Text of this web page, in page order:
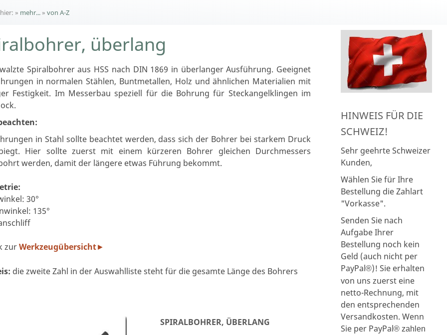
» mehr...» von A-Z
überlang
Spiralbohrer aus HSS nach DIN 1869 in überlanger Ausführung. Geeignet
in normalen Stählen, Buntmetallen, Holz und ähnlichen Materialien mit
Festigkeit. Im Messerbau speziell für die Bohrung für Steckangelklingen im
in Stahl sollte beachtet werden, dass sich der Bohrer bei starkem Druck
Hier sollte zuerst mit einem kürzeren Bohrer gleichen Durchmessers
werden, damit der längere etwas Führung bekommt.
30°
135°
zurWerkzeugübersicht►
die zweite Zahl in der Auswahlliste steht für die gesamte Länge des Bohrers
SPIRALBOHRER, ÜBERLANG
HINWEIS FÜR DIE
SCHWEIZ!
Sehr geehrte Schweizer
Kunden,
Wählen Sie für Ihre
Bestellung die Zahlart
"Vorkasse".
Senden Sie nach
Aufgabe Ihrer
Bestellung noch kein
Geld (auch nicht per
PayPal®)! Sie erhalten
von uns zuerst eine
netto-Rechnung, mit
den entsprechenden
Versandkosten. Wenn
Sie per PayPal® zahlen